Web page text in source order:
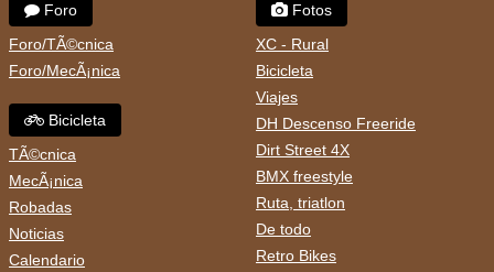
Foro
Foro/TÃ©cnica
Foro/MecÃ¡nica
Bicicleta
TÃ©cnica
MecÃ¡nica
Robadas
Noticias
Calendario
Fotos
XC - Rural
Bicicleta
Viajes
DH Descenso Freeride
Dirt Street 4X
BMX freestyle
Ruta, triatlon
De todo
Retro Bikes